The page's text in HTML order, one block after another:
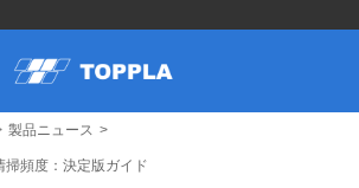
製品ニュース >
掃頻度：決定版ガイド